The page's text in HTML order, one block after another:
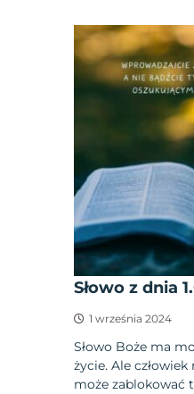
Słowo z dnia
1 września 2024
Słowo Boże ma
życie. Ale
może zablokować